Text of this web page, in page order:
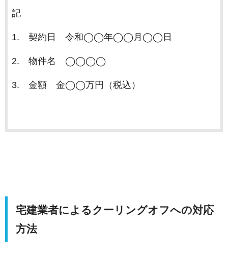
記
1. 契約日 令和◯◯年◯◯月◯◯日
2. 物件名 ◯◯◯◯
3. 金額 金◯◯万円（税込）
宅建業者によるクーリングオフへの対応
方法